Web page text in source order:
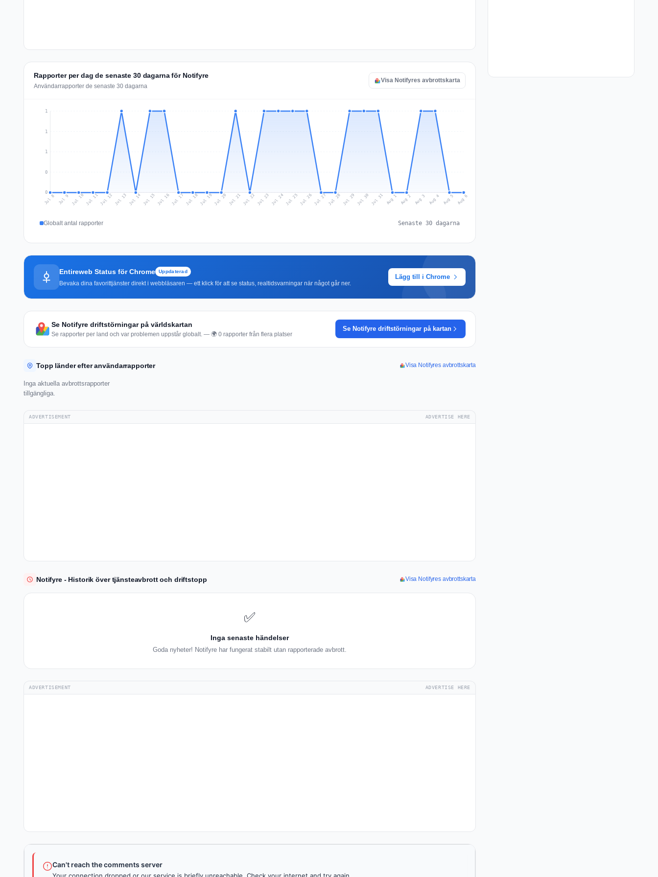
Rapporter per dag de senaste 30 dagarna för Notifyre
Användarrapporter de senaste 30 dagarna
Visa Notifyres avbrottskarta
0
0
1
1
1
Jul 8 Jul 9 Jul 10 Jul 11Jul 12 Jul 13 Jul 14 Jul 15 Jul 16Jul 17 Jul 18Jul 19 Jul 20 Jul 21 Jul 22 Jul 23 Jul 24Jul 25 Jul 26Jul 27 Jul 28 Jul 29 Jul 30 Jul 31 Aug 1 Aug 2 Aug 3 Aug 4 Aug 5 Aug 6
Globalt antal rapporter Senaste 30 dagarna
Entireweb Status för Chrome Uppdaterad
Bevaka dina favorittjänster direkt i webbläsaren — ett klick för att se status, realtidsvarningar när något går ner.
Lägg till i Chrome
Se Notifyre driftstörningar på världskartan
Se rapporter per land och var problemen uppstår globalt. — 🌍 0 rapporter från flera platser
Se Notifyre driftstörningar på kartan
Topp länder efter användarrapporter Visa Notifyres avbrottskarta
Inga aktuella avbrottsrapporter
tillgängliga.
ADVERTISEMENT ADVERTISE HERE
Notifyre - Historik över tjänsteavbrott och driftstopp Visa Notifyres avbrottskarta
✅
Inga senaste händelser
Goda nyheter! Notifyre har fungerat stabilt utan rapporterade avbrott.
ADVERTISEMENT ADVERTISE HERE
Can't reach the comments server
Your connection dropped or our service is briefly unreachable. Check your internet and try again.